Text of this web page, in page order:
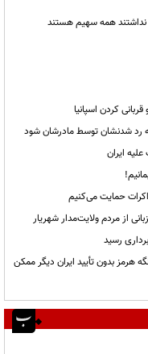
نداشتند همه سهیم هستند
کردن اسپانیا
رد شدنشان توسط مادرشان شود
ایران
حمایت می‌کنیم
هرمز بدون تأیید ایران دیگر ممکن